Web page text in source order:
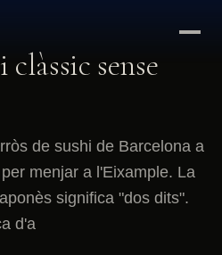
sense
de sushi de Barcelona a
menjar a l'Eixample. La
significa "dos dits".
d'a